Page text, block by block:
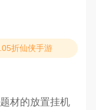
折仙侠手游
材的放置挂机